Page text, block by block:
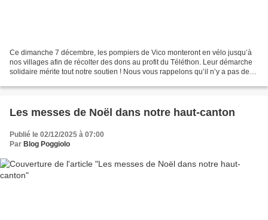
Ce dimanche 7 décembre, les pompiers de Vico monteront en vélo jusqu’à
nos villages afin de récolter des dons au profit du Téléthon. Leur démarche
solidaire mérite tout notre soutien ! Nous vous rappelons qu’il n’y a pas de
Les messes de Noël dans notre haut-canton
Publié le 02/12/2025 à 07:00
Par Blog Poggiolo